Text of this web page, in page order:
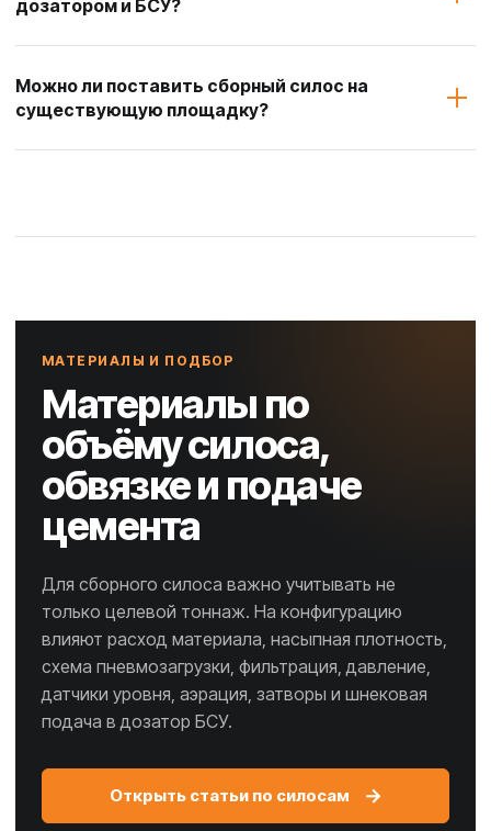
дозатором и БСУ?
Можно ли поставить сборный силос на
существующую площадку?
МАТЕРИАЛЫ И ПОДБОР
Материалы по
объёму силоса,
обвязке и подаче
цемента
Для сборного силоса важно учитывать не
только целевой тоннаж. На конфигурацию
влияют расход материала, насыпная плотность,
схема пневмозагрузки, фильтрация, давление,
датчики уровня, аэрация, затворы и шнековая
подача в дозатор БСУ.
Открыть статьи по силосам →